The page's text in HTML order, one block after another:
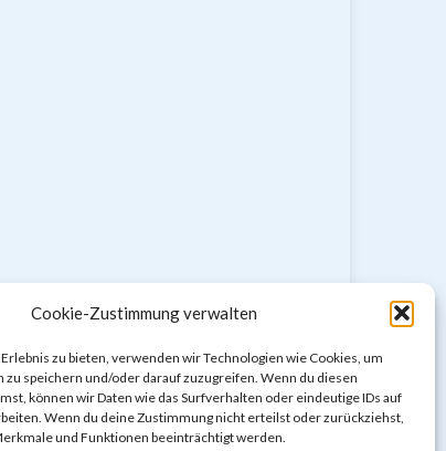
Cookie-Zustimmung verwalten
zu bieten, verwenden wir Technologien wie Cookies, um
speichern und/oder darauf zuzugreifen. Wenn du diesen
können wir Daten wie das Surfverhalten oder eindeutige IDs auf
Wenn du deine Zustimmung nicht erteilst oder zurückziehst,
und Funktionen beeinträchtigt werden.